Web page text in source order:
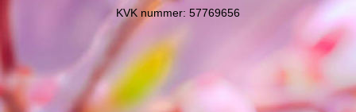
KVK nummer: 57769656